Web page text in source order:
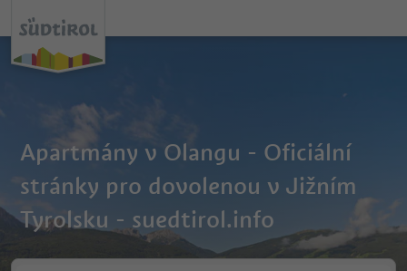
Apartmány v Olangu - Oficiální
stránky pro dovolenou v Jižním
Tyrolsku - suedtirol.info